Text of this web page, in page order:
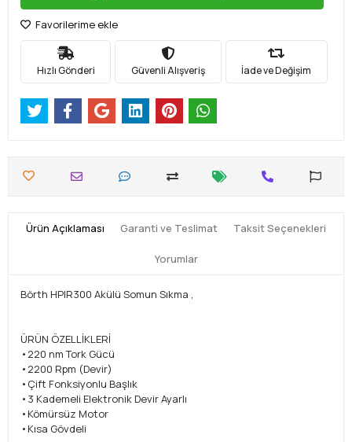
Favorilerime ekle
Hızlı Gönderi Güvenli Alışveriş İade ve Değişim
Ürün Açıklaması Garanti ve Teslimat Taksit Seçenekleri
Yorumlar
Börth HPIR300 Akülü Somun Sıkma ,
ÜRÜN ÖZELLİKLERİ
•220 nm Tork Gücü
•2200 Rpm (Devir)
•Çift Fonksiyonlu Başlık
•3 Kademeli Elektronik Devir Ayarlı
•Kömürsüz Motor
•Kısa Gövdeli